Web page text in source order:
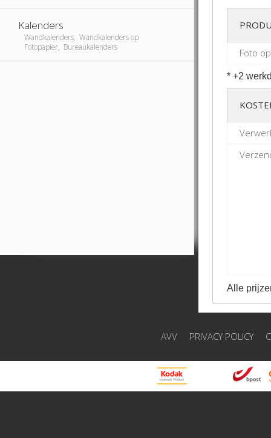
Kalenders
Wandkalenders, Wandkalenders op
Fotopapier, Bureaukalenders
Foto
* +2
Alle
AVV PRIVACY POLICY